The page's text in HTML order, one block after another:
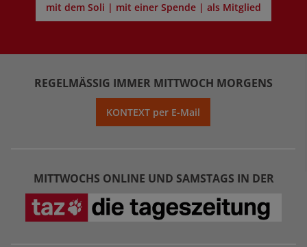
mit dem Soli | mit einer Spende | als Mitglied
REGELMÄSSIG IMMER MITTWOCH MORGENS
KONTEXT per E-Mail
MITTWOCHS ONLINE UND SAMSTAGS IN DER